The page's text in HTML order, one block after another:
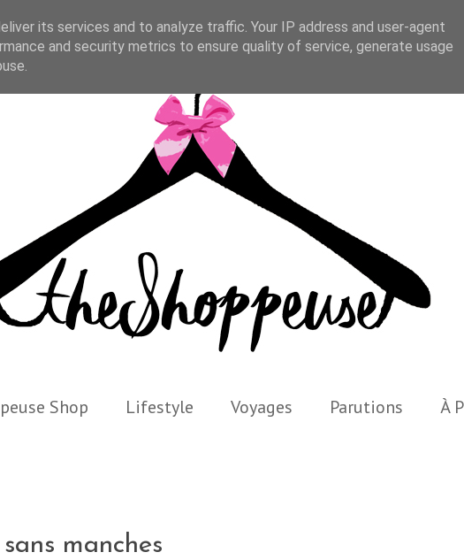
Shop Lifestyle Voyages Parutions À
manches
its services and to analyze traffic. Your IP address and user-agent
and security metrics to ensure quality of service, generate usage